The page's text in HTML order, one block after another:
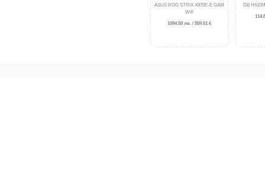
ASUS ROG STRIX X870E-E GAM
WIF
1094.50 лв. / 559.61 €
GB